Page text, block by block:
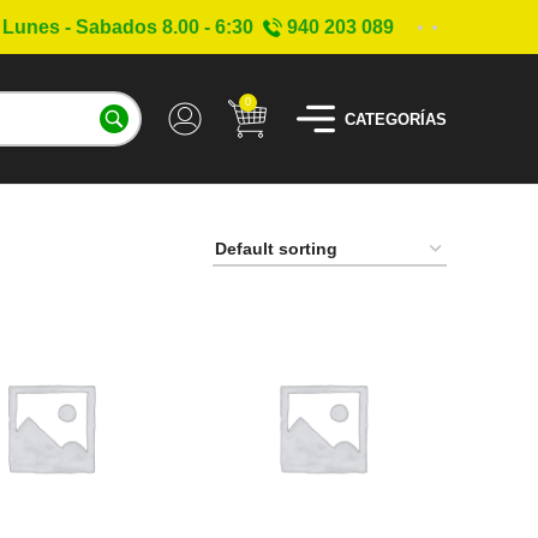
Lunes - Sabados 8.00 - 6:30 940 203 089
0
CATEGORÍAS